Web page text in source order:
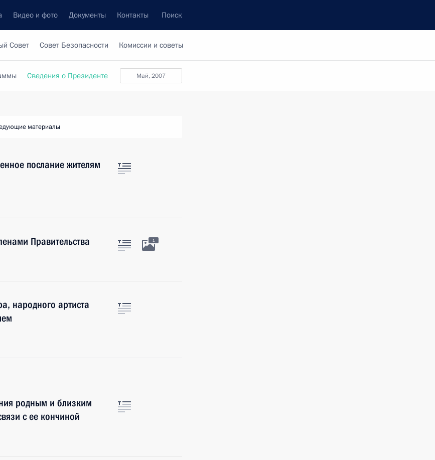
Видео и фото Документы Контакты Поиск
Совет Совет Безопасности Комиссии и советы
май, 2007
Сведения о Президенте
материалы
послание жителям
Правительства 1
народного артиста
родным и близким
с ее кончиной